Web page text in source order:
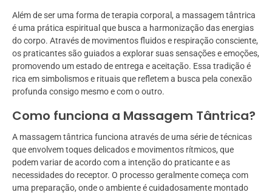
Além de ser uma forma de terapia corporal, a massagem tântrica
é uma prática espiritual que busca a harmonização das energias
do corpo. Através de movimentos fluidos e respiração consciente,
os praticantes são guiados a explorar suas sensações e emoções,
promovendo um estado de entrega e aceitação. Essa tradição é
rica em simbolismos e rituais que refletem a busca pela conexão
profunda consigo mesmo e com o outro.
Como funciona a Massagem Tântrica?
A massagem tântrica funciona através de uma série de técnicas
que envolvem toques delicados e movimentos rítmicos, que
podem variar de acordo com a intenção do praticante e as
necessidades do receptor. O processo geralmente começa com
uma preparação, onde o ambiente é cuidadosamente montado